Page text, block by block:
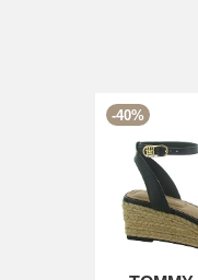
-40%